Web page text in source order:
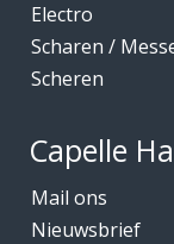
Electro
Scharen /
Scheren
Capelle
Mail ons
Nieuwsbrief